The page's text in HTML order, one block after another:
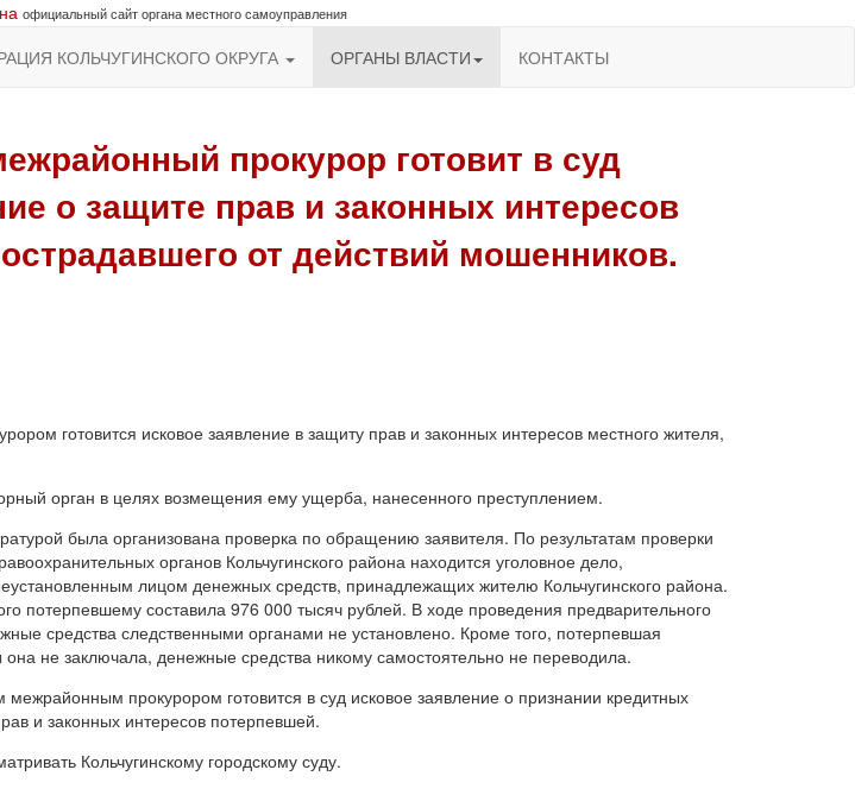
официальный сайт органа местного самоуправления
КОЛЬЧУГИНСКОГО ОКРУГА ОРГАНЫ ВЛАСТИ КОНТАКТЫ
прокурор готовит в суд
о защите прав и законных интересов
от действий мошенников.
готовится исковое заявление в защиту прав и законных интересов местного жителя,
орган в целях возмещения ему ущерба, нанесенного преступлением.
была организована проверка по обращению заявителя. По результатам проверки
органов Кольчугинского района находится уголовное дело,
лицом денежных средств, принадлежащих жителю Кольчугинского района.
потерпевшему составила 976 000 тысяч рублей. В ходе проведения предварительного
средства следственными органами не установлено. Кроме того, потерпевшая
не заключала, денежные средства никому самостоятельно не переводила.
прокурором готовится в суд исковое заявление о признании кредитных
и законных интересов потерпевшей.
Кольчугинскому городскому суду.